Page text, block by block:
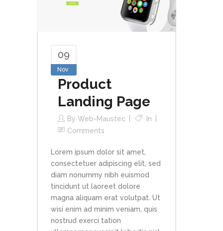
09
Nov
Product
Landing Page
By Web-Maustec
In
Comments
Lorem ipsum dolor sit amet,
consectetuer adipiscing elit, sed
diam nonummy nibh euismod
tincidunt ut laoreet dolore
magna aliquam erat volutpat. Ut
wisi enim ad minim veniam, quis
nostrud exerci tation